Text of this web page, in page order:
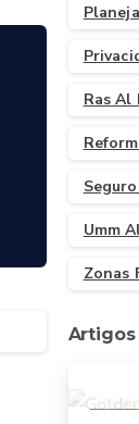
Ras Al
Umm
Zonas